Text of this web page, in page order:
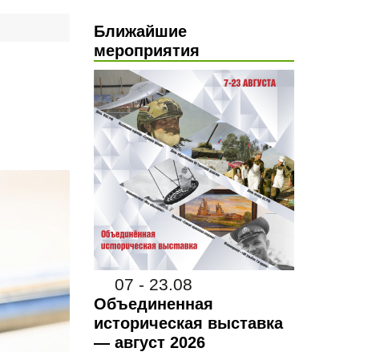
Ближайшие
мероприятия
07 - 23.08
Объединенная
историческая выставка
— август 2026